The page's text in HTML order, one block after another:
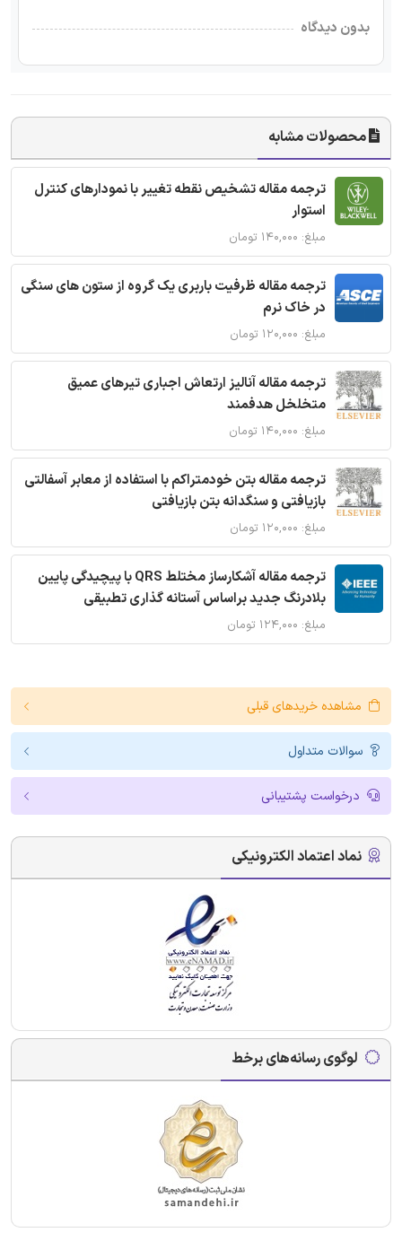
بدون دیدگاه
محصولات مشابه
ترجمه مقاله تشخیص نقطه تغییر با نمودارهای کنترل
استوار
مبلغ: ۱۴۰,۰۰۰ تومان
ترجمه مقاله ظرفیت باربری یک گروه از ستون های سنگی
در خاک نرم
مبلغ: ۱۲۰,۰۰۰ تومان
ترجمه مقاله آنالیز ارتعاش اجباری تیرهای عمیق
متخلخل هدفمند
مبلغ: ۱۴۰,۰۰۰ تومان
ترجمه مقاله بتن خودمتراکم با استفاده از معابر آسفالتی
بازیافتی و سنگدانه بتن بازیافتی
مبلغ: ۱۲۰,۰۰۰ تومان
ترجمه مقاله آشکارساز مختلط QRS با پیچیدگی پایین
بلادرنگ جدید براساس آستانه گذاری تطبیقی
مبلغ: ۱۲۴,۰۰۰ تومان
مشاهده خریدهای قبلی
سوالات متداول
درخواست پشتیبانی
نماد اعتماد الکترونیکی
لوگوی رسانه‌های برخط